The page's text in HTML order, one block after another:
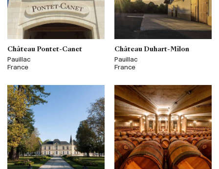
Château Pontet-Canet
Pauillac
France
Château Duhart-Milon
Pauillac
France